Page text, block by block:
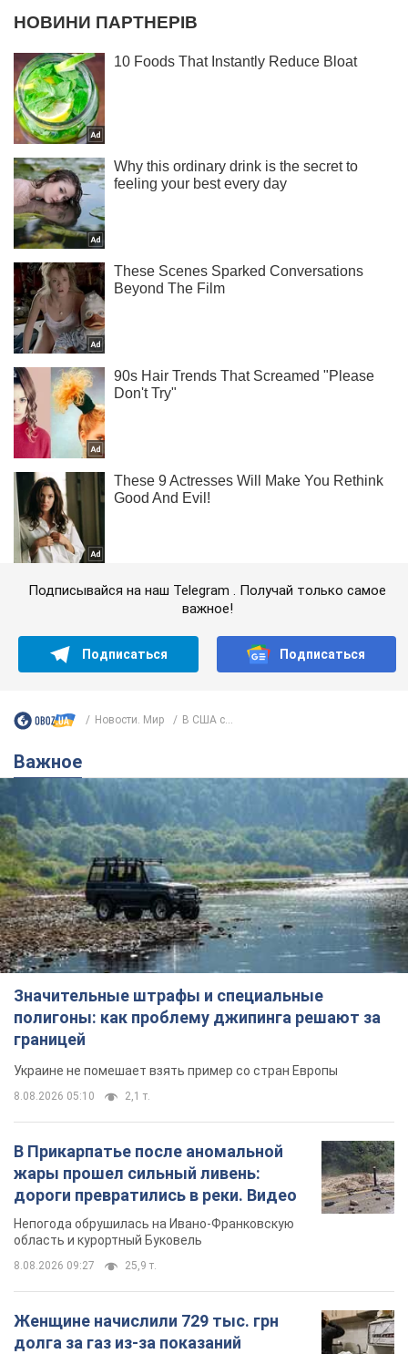
Подписывайся на наш Telegram . Получай только самое
важное!
Подписаться Подписаться
Новости. Мир В США с...
Важное
Значительные штрафы и специальные
полигоны: как проблему джипинга решают за
границей
Украине не помешает взять пример со стран Европы
8.08.2026 05:10 2,1 т.
В Прикарпатье после аномальной
жары прошел сильный ливень:
дороги превратились в реки. Видео
Непогода обрушилась на Ивано-Франковскую
область и курортный Буковель
8.08.2026 09:27 25,9 т.
Женщине начислили 729 тыс. грн
долга за газ из-за показаний